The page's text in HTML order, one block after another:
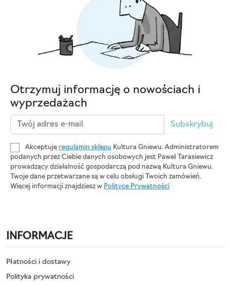
Otrzymuj informację o nowościach i
wyprzedażach
Subskrybuj
Akceptuję regulamin sklepu Kultura Gniewu. Administratorem
podanych przez Ciebie danych osobowych jest Paweł Tarasiewicz
prowadzący działalność gospodarczą pod nazwą Kultura Gniewu.
Twoje dane przetwarzane są w celu obsługi Twoich zamówień.
Więcej informacji znajdziesz w Polityce Prywatności
INFORMACJE
Płatności i dostawy
Polityka prywatności